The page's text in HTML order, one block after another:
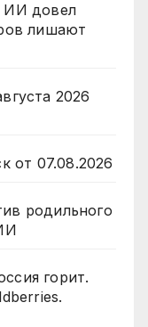
ИИ довел
лишают
2026
от 07.08.2026
родильного
горит.